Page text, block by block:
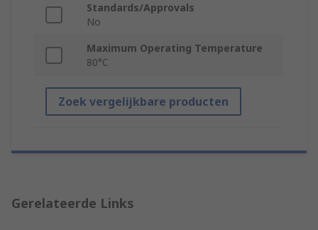
Standards/Approvals
No
Maximum Operating Temperature
80°C
Zoek vergelijkbare producten
Gerelateerde Links